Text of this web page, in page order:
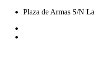
Plaza de Armas S/N